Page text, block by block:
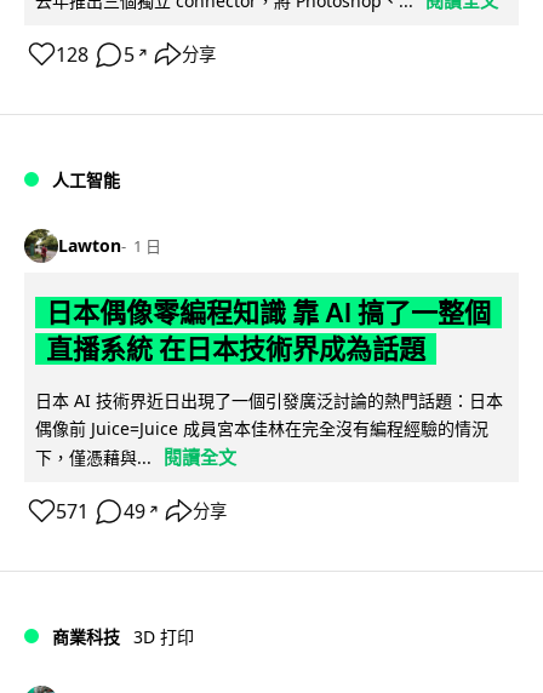
128 5 ↗ 分享
人工智能
Lawton 1 日
日本偶像零編程知識 靠 AI 搞了一整個
直播系統 在日本技術界成為話題
日本 AI 技術界近日出現了一個引發廣泛討論的熱門話題：日本
偶像前 Juice=Juice 成員宮本佳林在完全沒有編程經驗的情況
下，僅憑藉與...
閱讀全文
571 49 ↗ 分享
商業科技 3D 打印